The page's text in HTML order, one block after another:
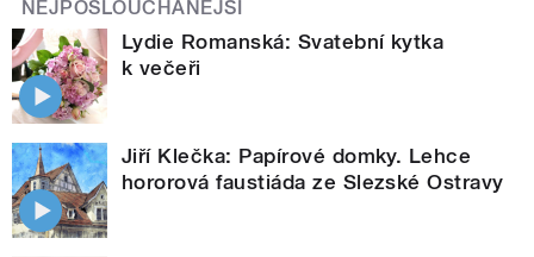
NEJPOSLOUCHANĚJŠÍ
Lydie Romanská: Svatební kytka
k večeři
Jiří Klečka: Papírové domky. Lehce
hororová faustiáda ze Slezské Ostravy